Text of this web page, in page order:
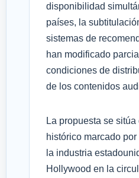
disponibilidad
países, la
sistemas de
han modificado
condiciones de
de los contenidos
La propuesta se
histórico marcado
la industria
Hollywood en la